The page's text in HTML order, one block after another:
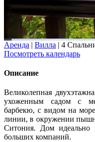
Аренда | Вилла | 4
Посмотреть календарь
Описание
Великолепная
ухоженным садом с
барбекю, с видом на
линии, в окружении
Ситония. Дом идеально
больших компаний.